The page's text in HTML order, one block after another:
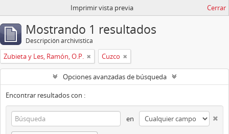
Imprimir vista previa Cerrar
Mostrando 1 resultados
Descripción archivística
Zubieta y Les, Ramón, O.P. Cuzco
Opciones avanzadas de búsqueda
Encontrar resultados con :
en